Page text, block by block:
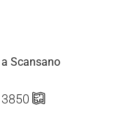
Scansano